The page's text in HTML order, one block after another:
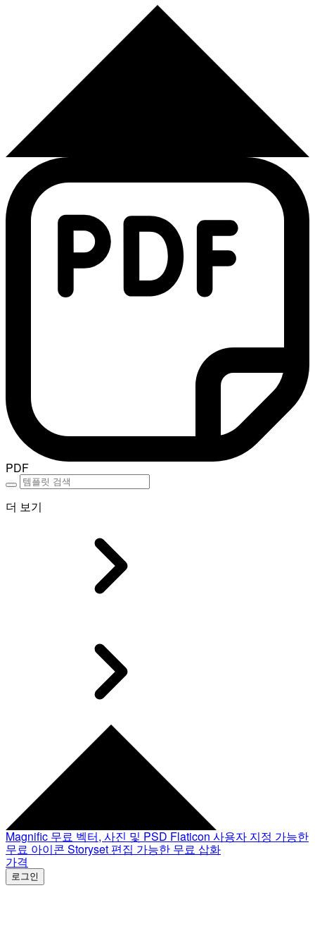
PDF
더 보기
Magnific 무료 벡터, 사진 및 PSD Flaticon 사용자 지정 가능한
무료 아이콘 Storyset 편집 가능한 무료 삽화
가격
로그인